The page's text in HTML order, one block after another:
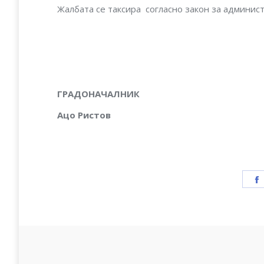
Жалбата се таксира согласно закон за
ГРАДОНАЧАЛНИК
Ацо Ристов